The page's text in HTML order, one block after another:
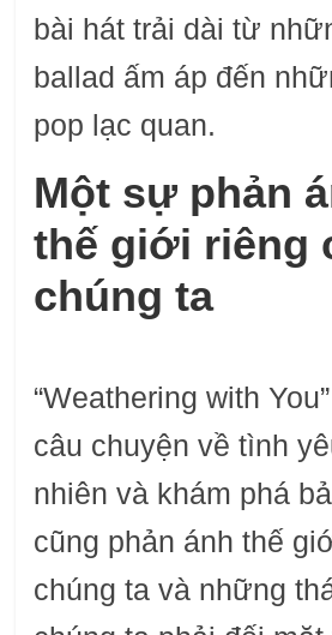
bài hát trải dài từ
ballad ấm áp đến
pop lạc quan.
Một sự phản
thế giới riêng
chúng ta
“Weathering with
câu chuyện về tình
nhiên và khám phá
cũng phản ánh thế
chúng ta và những